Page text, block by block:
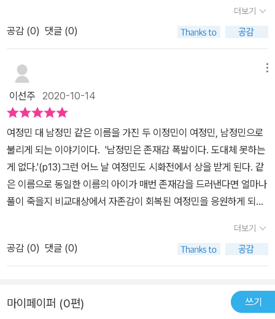
물하죠. 하지만 유정이는 자신이 준 선물을 세영이에게 줬다는 사실
을 알고 세영이에게 실망하게 됩니다. [거북이의 소원]은 [토끼와 거
북][별주부전]의 이야기를 믹스하여 새로운 이야기로 재탄생한 동화
에요. 작은 산마루를 하루 종일 느릿느릿 걷던 거북이는 우연히 도깨
비를 구해주게 됩니다. 도깨비는 거북의 소원 한가지를 들어주기로
했어요. 토끼가 되고 싶었던 거북은 '토끼' 단어가 생각나지 않아 '엄
청 빠르고 꾀도 많고 보르르한 털'이라고 설명하게 되죠. 도깨비는 세
가지나 되는 소원이지만 들어주기로 합니다. 이후 토끼를 만나 경주
를 하게 된 거북은 자신이 빨라진 걸 알게 되죠. 토끼를 이겼다는 기쁨
도 잠시, 호랑이를 만나 잡아먹힐 위기에 처하게 되자 꾀를 내어 호랑
이가 토끼를 먼저 잡아먹도록 해요. 하지만 제 꾀에 넘어가 토끼와 함
께 잡아먹히게 되지만 호랑이는 털 뭉치가 목에 걸린 듯 하여 토끼와
나섭니다. 세 편의 이야기는 이렇게 다른 사람을 부러워하는 주인공
좋은 걸 가진 유정이를 부러워하는 경미, 빠르고 꾀많은 토끼를 부러
워하는 거북의 이야기죠. 하지만 남을 부러워만 하고 자신을 깍아내
니. 단, 처음 넣는 물건만 두개가 된다. 즉, 같은 것을 두번째 넣었을
때는 두개가 되지 않는다. 이것을 깨달은 경미는 문방구를 방문해 평
것도 아닌데 훔친 것마냥 두근두근 하는 마음으로 몰래 마술 주머니
로 물건을 만들길 여러차례. 그간 받기만 했던 친구 유정이에게 주고
싶었던 물건도 만들어보기도 하고, 인심쓰듯 같은 반 친구들에게도
물건을 나눠주기도 했다. 그러던 중, 한 문방구에서 그녀의 행동을 수
상쩍게 여기던 주인 아줌마에게 창피를 당하는 일이 생긴다. 사실대
로 말할 수 없었던 경미는 눈물을 찔끔하며 집으로 돌아온다. 주머니
를 원망하기 시작하던 즈음, 또 한번 큰 일이 생기고 만다. 유정이가
그녀에게 선물해 준 소중한 인형을 주머니 안에 넣었던 것! 분명 주머
경미는 이를 가볍게 여기고 말았다. 그 때문에 유정이와의 사이에 문
제가 생긴다. 경미는 이 일을 어떻게 해결할까?세번째 이야기는 거북
이가 우연히 한 도깨비를 도와주고 소원을 들어주겠다는 도깨비의 말
이는 토끼라는 단어가 갑자기 생각나지 않아 '엄청 빠르고 꾀도 많고
보르르한 털에..' 하며 토끼를 설명하던 차에 도깨비가 제대로 다 듣지
정민 대 남정민 이름이 같은 이정민 그래서 구분하기 위해 여정민 과
남정민으로 부르기로 했다.뭐든지 잘하고 인기 많고 회장인 남정민에
비해 존재감 제로인 여정민에게 동명이인이반갑지 않다. 그러나 한편
으론 자신의 이름을 알아주는 기회로 생각하면 다행이라는 생각도 해
본다.떡볶이집에서 남정민이 해결 못하자 여정민이 나서서 해결해주
는 멋진 상황매운 떡볶이를 좋아하는 여정민, 남정민도 매운 떡볶이
를 좋아한다고그런데 남정민이 매운 걸 못 먹는다는 것이다.휴대폰
바탕 화면에 ‘나는 정민이가 좋다’라고 써놓았다는 사실에 남정민이
여정민을 좋아하고 있었던 것이다. 아이들의 순수한 마음에 미소지어
진다.존재감 제로라 생각했던 여정민의 자신감이 빛나 보인다 두 번
째 이야기 -위험한 주머니 경미가 친구 집에 다녀오는 길에 의자위에
서 발견한 주머니이 주머니를 처음 발견한 분께 드립니다※경고:소중
한 건 넣지 마시오무엇이든지 처음에 넣으면 2개가 되는 주머니의 용
를 챙겨 나오기까지 한다.그리고 아이들 사이에서 물건을 나눠주며
관심 받기도 한다.로또 주머니에 온통 신경을 빼앗긴 경미는 경고를
더보기
공감 (0) 댓글 (0)
이선주 2020-10-14
여정민 대 남정민 같은 이름을 가진 두 이정민이 여정민, 남정민으로
불리게 되는 이야기이다. '남정민은 존재감 폭발이다. 도대체 못하는
게 없다.'(p13)그런 어느 날 여정민도 시화전에서 상을 받게 된다. 같
은 이름으로 동일한 이름의 아이가 매번 존재감을 드러낸다면 얼마나
풀이 죽을지 비교대상에서 자존감이 회복된 여정민을 응원하게 되었
준 여정민은 아빠를 멋있다고 해 준 남정민이 고맙게 느껴지고, '난 정
민이가 좋다.'(p31)라고 핸드폰에 적은 남정민과 떡볶이를 먹으러 가
기로 하는 열린 결말이다. 위험한 주머니이 주머니를 처음 발견한 분
면 두 개가 되어 나오는 신기한 요술주머니.경미는 유정이가 선물한
더보기
공감 (0) 댓글 (0)
마이페이퍼 (0편) 쓰기